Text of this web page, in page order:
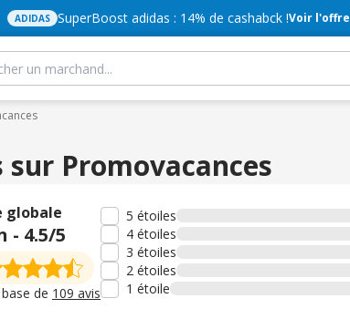
ADIDAS SuperBoost adidas : 14% de cashabck !Voir l'offre
sur Promovacances
globale
- 4.5/5
de 109 avis
5 étoiles
4 étoiles
3 étoiles
2 étoiles
1 étoile